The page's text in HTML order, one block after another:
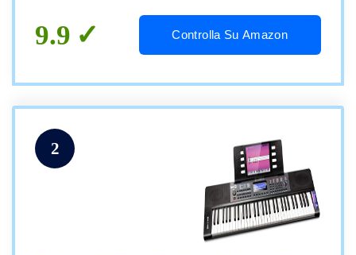
9.9 Controlla Su Amazon
2